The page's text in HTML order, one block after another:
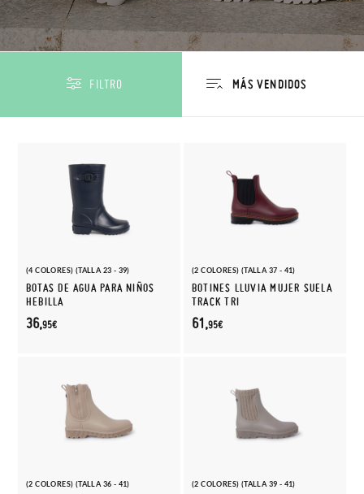
FILTRO
(4 COLORES) (TALLA 23 - 39)
BOTAS DE AGUA PARA NIÑOS
HEBILLA
36,95€
(2 COLORES) (TALLA 37 - 41)
BOTINES LLUVIA MUJER SUELA
TRACK TRI
61,95€
(2 COLORES) (TALLA 36 - 41) (2 COLORES) (TALLA 39 - 41)